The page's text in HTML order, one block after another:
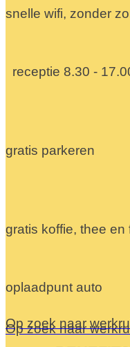
snelle wifi, zonder
receptie 8.30 -
gratis parkeren
gratis koffie, thee en
oplaadpunt auto
Op zoek naar
Op zoek naar